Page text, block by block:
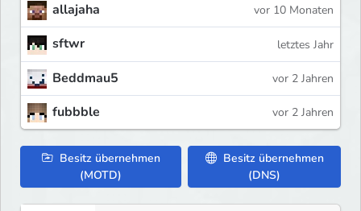
allajaha vor 10 Monaten
sftwr letztes Jahr
Beddmau5 vor 2 Jahren
fubbble vor 2 Jahren
Besitz übernehmen
(MOTD)
Besitz übernehmen
(DNS)